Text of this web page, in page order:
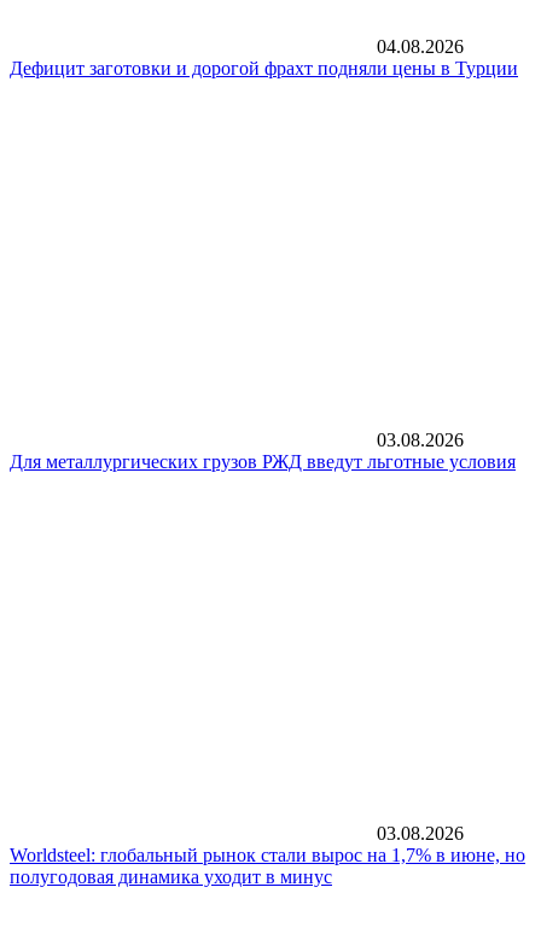
04.08.2026
Дефицит заготовки и дорогой фрахт подняли цены в Турции
03.08.2026
Для металлургических грузов РЖД введут льготные условия
03.08.2026
Worldsteel: глобальный рынок стали вырос на 1,7% в июне, но
полугодовая динамика уходит в минус